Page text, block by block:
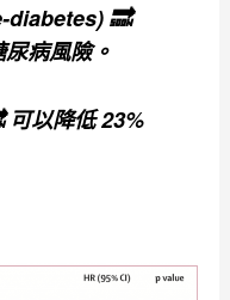
diabetes) 🔜
病風險。
可以降低 23%